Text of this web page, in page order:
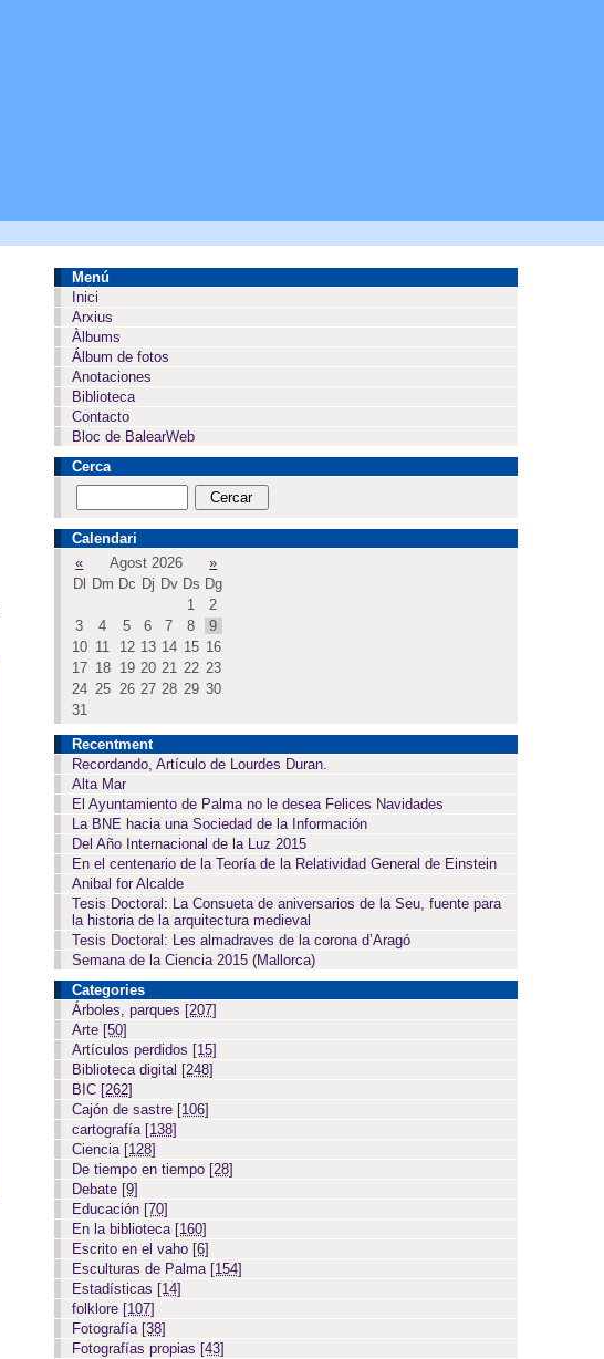
Menú
Inici
Arxius
Àlbums
Álbum de fotos
Anotaciones
Biblioteca
Contacto
Bloc de BalearWeb
Cerca
Calendari
«
Agost 2026
»
Dl
Dm Dc Dj Dv Ds Dg
1
2
3
4 5 6 7 8
9
10 11 12 13 14 15 16
17 18 19 20 21 22 23
24 25 26 27 28 29 30
31
Recentment
Recordando, Artículo de Lourdes Duran.
Alta Mar
El Ayuntamiento de Palma no le desea Felices Navidades
La BNE hacia una Sociedad de la Información
Del Año Internacional de la Luz 2015
En el centenario de la Teoría de la Relatividad General de Einstein
Anibal for Alcalde
Tesis Doctoral: La Consueta de aniversarios de la Seu, fuente para
la historia de la arquitectura medieval
Tesis Doctoral: Les almadraves de la corona d’Aragó
Semana de la Ciencia 2015 (Mallorca)
Categories
Árboles, parques [207]
Arte [50]
Artículos perdidos [15]
Biblioteca digital [248]
BIC [262]
Cajón de sastre [106]
cartografía [138]
Ciencia [128]
De tiempo en tiempo [28]
Debate [9]
Educación [70]
En la biblioteca [160]
Escrito en el vaho [6]
Esculturas de Palma [154]
Estadísticas [14]
folklore [107]
Fotografía [38]
Fotografías propias [43]